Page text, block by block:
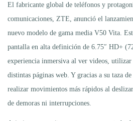
El fabricante global de teléfonos y
comunicaciones, ZTE, anunció el
nuevo modelo de gama media V50 Vita.
pantalla en alta definición de 6.75″ HD+
experiencia inmersiva al ver videos, utilizar
distintas páginas web. Y gracias a su taza
realizar movimientos más rápidos al
de demoras ni interrupciones.